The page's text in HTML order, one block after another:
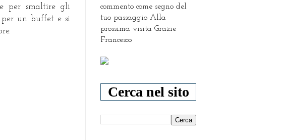
per smaltire gli
per un buffet e si
commento come segno del
tuo passaggio Alla
prossima visita Grazie
Francesco
Cerca nel sito